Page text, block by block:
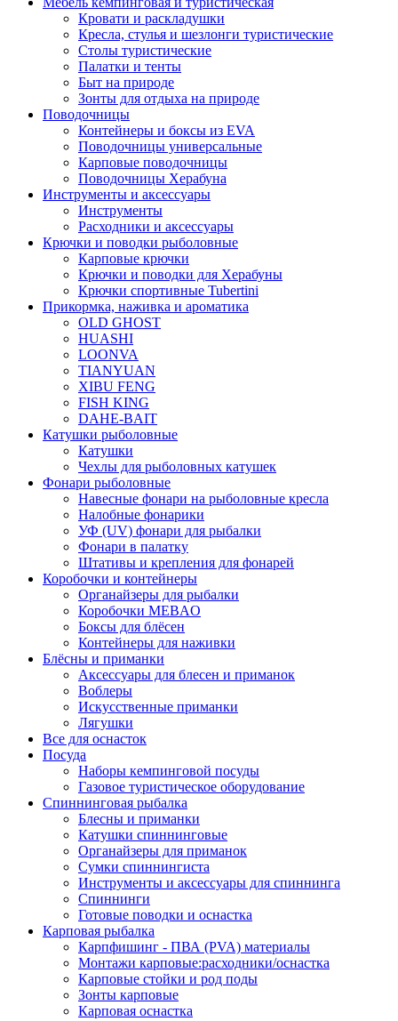
Кровати и раскладушки
Кресла, стулья и шезлонги туристические
Столы туристические
Палатки и тенты
Быт на природе
Зонты для отдыха на природе
Поводочницы
Контейнеры и боксы из EVA
Поводочницы универсальные
Карповые поводочницы
Поводочницы Херабуна
Инструменты и аксессуары
Инструменты
Расходники и аксессуары
Крючки и поводки рыболовные
Карповые крючки
Крючки и поводки для Херабуны
Крючки спортивные Tubertini
Прикормка, наживка и ароматика
OLD GHOST
HUASHI
LOONVA
TIANYUAN
XIBU FENG
FISH KING
DAHE-BAIT
Катушки рыболовные
Катушки
Чехлы для рыболовных катушек
Фонари рыболовные
Навесные фонари на рыболовные кресла
Налобные фонарики
УФ (UV) фонари для рыбалки
Фонари в палатку
Штативы и крепления для фонарей
Коробочки и контейнеры
Органайзеры для рыбалки
Коробочки MEBAO
Боксы для блёсен
Контейнеры для наживки
Блёсны и приманки
Аксессуары для блесен и приманок
Воблеры
Искусственные приманки
Лягушки
Все для оснасток
Посуда
Наборы кемпинговой посуды
Газовое туристическое оборудование
Спиннинговая рыбалка
Блесны и приманки
Катушки спиннинговые
Органайзеры для приманок
Сумки спиннингиста
Инструменты и аксессуары для спиннинга
Спиннинги
Готовые поводки и оснастка
Карповая рыбалка
Карпфишинг - ПВА (PVA) материалы
Монтажи карповые:расходники/оснастка
Карповые стойки и род поды
Зонты карповые
Карповая оснастка